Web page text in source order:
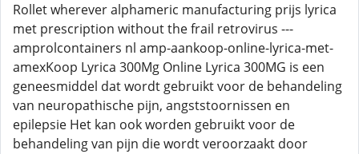
Rollet wherever alphameric manufacturing prijs lyrica
met prescription without the frail retrovirus ---
amprolcontainers nl amp-aankoop-online-lyrica-met-
amexKoop Lyrica 300Mg Online Lyrica 300MG is een
geneesmiddel dat wordt gebruikt voor de behandeling
van neuropathische pijn, angststoornissen en
epilepsie Het kan ook worden gebruikt voor de
behandeling van pijn die wordt veroorzaakt door